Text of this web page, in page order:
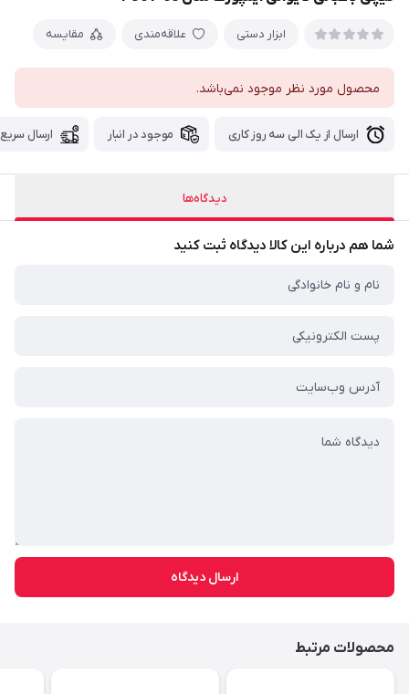
ابزار دستی علاقه‌مندی مقایسه
محصول مورد نظر موجود نمی‌باشد.
ارسال از یک الی سه روز کاری موجود در انبار ارسال سریع
دیدگاه‌ها
شما هم درباره این کالا دیدگاه ثبت کنید
ارسال دیدگاه
محصولات مرتبط